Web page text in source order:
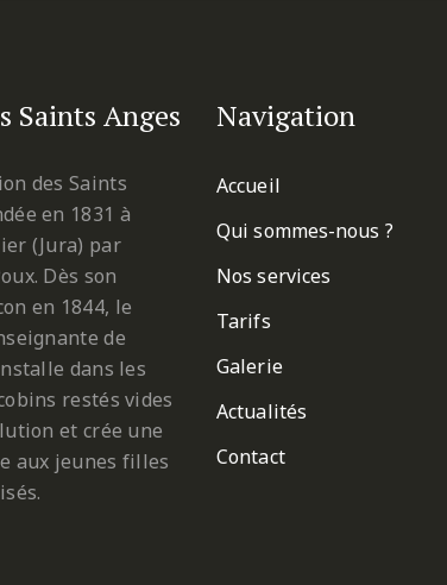
Saints Anges
des Saints
en 1831 à
(Jura) par
Dès son
en 1844, le
de
dans les
restés vides
et crée une
aux jeunes filles
Navigation
Accueil
Qui sommes-nous ?
Nos services
Tarifs
Galerie
Actualités
Contact